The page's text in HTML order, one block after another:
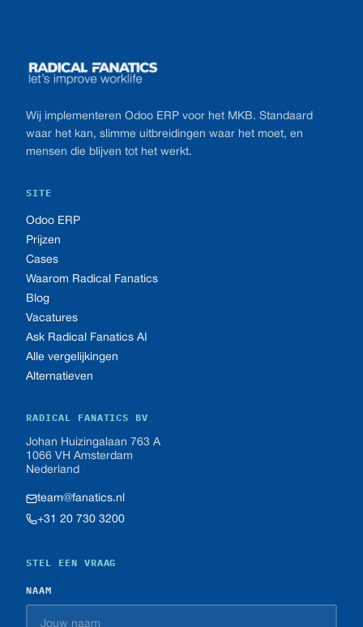
Wij implementeren Odoo ERP voor het MKB. Standaard
waar het kan, slimme uitbreidingen waar het moet, en
mensen die blijven tot het werkt.
SITE
Odoo ERP
Prijzen
Cases
Waarom Radical Fanatics
Blog
Vacatures
Ask Radical Fanatics AI
Alle vergelijkingen
Alternatieven
RADICAL FANATICS BV
Johan Huizingalaan 763 A
1066 VH Amsterdam
Nederland
team@fanatics.nl
+31 20 730 3200
STEL EEN VRAAG
NAAM